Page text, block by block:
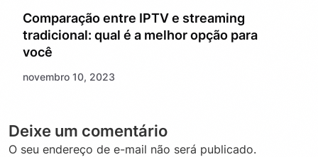
Comparação entre IPTV e streaming
tradicional: qual é a melhor opção para
você
novembro 10, 2023
Deixe um comentário
O seu endereço de e-mail não será publicado.